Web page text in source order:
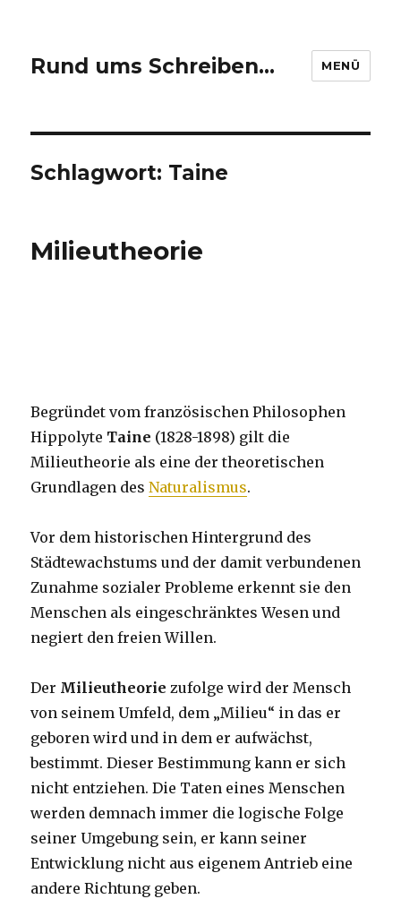
Rund ums Schreiben… MENÜ
Schlagwort: Taine
Milieutheorie
Begründet vom französischen Philosophen
Hippolyte Taine (1828-1898) gilt die
Milieutheorie als eine der theoretischen
Grundlagen desNaturalismus.
Vor dem historischen Hintergrund des
Städtewachstums und der damit verbundenen
Zunahme sozialer Probleme erkennt sie den
Menschen als eingeschränktes Wesen und
negiert den freien Willen.
Der Milieutheorie zufolge wird der Mensch
von seinem Umfeld, dem „Milieu“ in das er
geboren wird und in dem er aufwächst,
bestimmt. Dieser Bestimmung kann er sich
nicht entziehen. Die Taten eines Menschen
werden demnach immer die logische Folge
seiner Umgebung sein, er kann seiner
Entwicklung nicht aus eigenem Antrieb eine
andere Richtung geben.